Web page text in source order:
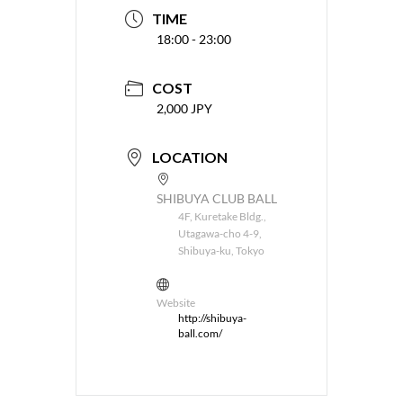
TIME
18:00 - 23:00
COST
2,000 JPY
LOCATION
SHIBUYA CLUB BALL
4F, Kuretake Bldg.,
Utagawa-cho 4-9,
Shibuya-ku, Tokyo
Website
http://shibuya-
ball.com/